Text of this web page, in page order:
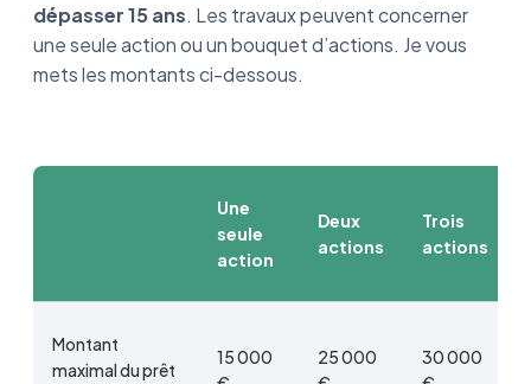
dépasser 15 ans. Les travaux peuvent concerner
une seule action ou un bouquet d’actions. Je vous
mets les montants ci-dessous.
Une
seule
action
Deux
actions
Trois
actions
Montant
maximal du prêt
15 000
25 000
30 000